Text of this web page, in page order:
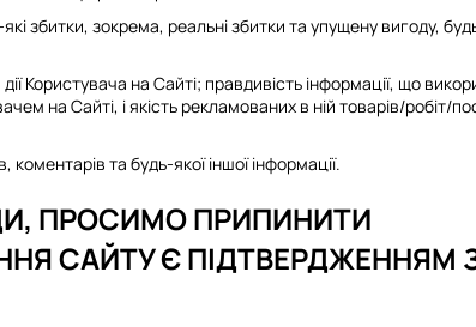
збитки, зокрема, реальні збитки та упущену вигоду,
Користувача на Сайті; правдивість інформації, що
на Сайті, і якість рекламованих в ній товарів/робіт/
коментарів та будь-якої іншої інформації.
ПРОСИМО ПРИПИНИТИ
САЙТУ Є ПІДТВЕРДЖЕННЯМ